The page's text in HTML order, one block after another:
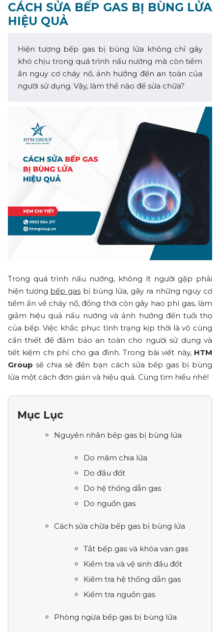
CÁCH SỬA BẾP GAS BỊ BÙNG LỬA
HIỆU QUẢ
Hiện tượng bếp gas bị bùng lửa không chỉ gây
khó chịu trong quá trình nấu nướng mà còn tiềm
ẩn nguy cơ cháy nổ, ảnh hưởng đến an toàn của
người sử dụng. Vậy, làm thế nào để sửa chữa?
Trong quá trình nấu nướng, không ít người gặp phải
hiện tượng bếp gas bị bùng lửa, gây ra những nguy cơ
tiềm ẩn về cháy nổ, đồng thời còn gây hao phí gas, làm
giảm hiệu quả nấu nướng và ảnh hưởng đến tuổi thọ
của bếp. Việc khắc phục tình trạng kịp thời là vô cùng
cần thiết để đảm bảo an toàn cho người sử dụng và
tiết kiệm chi phí cho gia đình. Trong bài viết này, HTM
Group sẽ chia sẻ đến bạn cách sửa bếp gas bị bùng
lửa một cách đơn giản và hiệu quả. Cùng tìm hiểu nhé!
Mục Lục
Nguyên nhân bếp gas bị bùng lửa
Do mâm chia lửa
Do đầu đốt
Do hệ thống dẫn gas
Do nguồn gas
Cách sửa chữa bếp gas bị bùng lửa
Tắt bếp gas và khóa van gas
Kiểm tra và vệ sinh đầu đốt
Kiểm tra hệ thống dẫn gas
Kiểm tra nguồn gas
Phòng ngừa bếp gas bị bùng lửa